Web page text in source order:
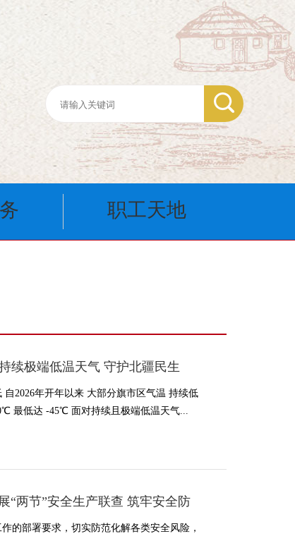
职工天地
续极端低温天气 守护北疆民生
2026年开年以来 大部分旗市区气温 持续低
最低达 -45℃ 面对持续且极端低温天气...
“两节”安全生产联查 筑牢安全防
的部署要求，切实防范化解各类安全风险，